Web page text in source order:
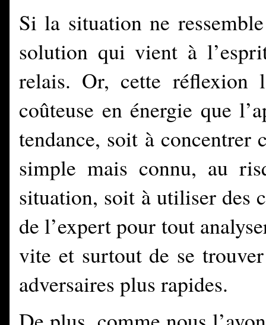
Si la situation ne
solution qui vient à
relais. Or, cette réflexion
coûteuse en énergie que
tendance, soit à concentrer
simple mais connu, au
situation, soit à utiliser des
de l’expert pour tout
vite et surtout de se
adversaires plus rapides.